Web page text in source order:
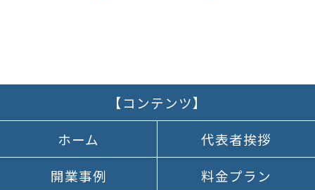
【コンテンツ】
ホーム
代表者挨拶
開業事例
料金プラン